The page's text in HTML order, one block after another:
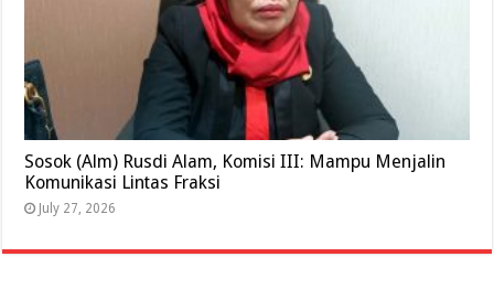
Sosok (Alm) Rusdi Alam, Komisi III: Mampu Menjalin
Komunikasi Lintas Fraksi
July 27, 2026